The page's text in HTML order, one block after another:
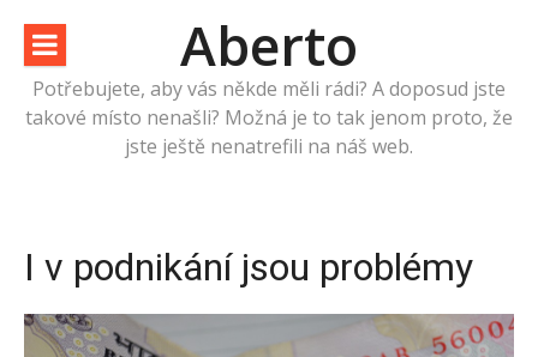
obsah
Aberto
Potřebujete, aby vás někde měli rádi? A doposud jste
takové místo nenašli? Možná je to tak jenom proto, že
jste ještě nenatrefili na náš web.
I v podnikání jsou problémy